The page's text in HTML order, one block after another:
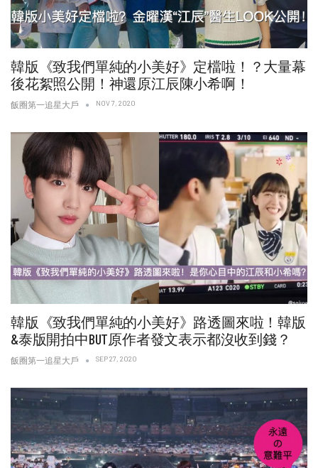
韓版《致我們單純的小美好》定檔啦！？大量幕
後花絮照公開！神還原江辰陳小希啊！
飯圈第一追星大戶 NOV 7, 2020
韓版《致我們單純的小美好》路透圖來啦！韓版
&泰版開拍中BUT原作者發文表示都沒收到錢？
飯圈第一追星大戶 SEP 27, 2020